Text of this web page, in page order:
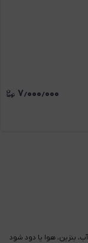
۷٫۰۰۰٫۰۰۰
آب، بنزین، هوا یا دود شود